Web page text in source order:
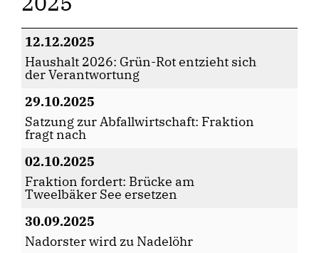
12.12.2025
Haushalt 2026: Grün-Rot entzieht sich
der Verantwortung
29.10.2025
Satzung zur Abfallwirtschaft: Fraktion
fragt nach
02.10.2025
Fraktion fordert: Brücke am
Tweelbäker See ersetzen
30.09.2025
Nadorster wird zu Nadelöhr